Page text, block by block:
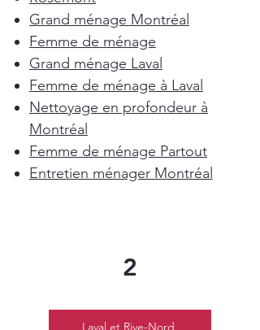
Grand ménage Montréal
Femme de ménage
Grand ménage Laval
Femme de ménage à Laval
Nettoyage en profondeur à
Montréal
Femme de ménage Partout
Entretien ménager Montréal
2
Laval et Rive-Nord